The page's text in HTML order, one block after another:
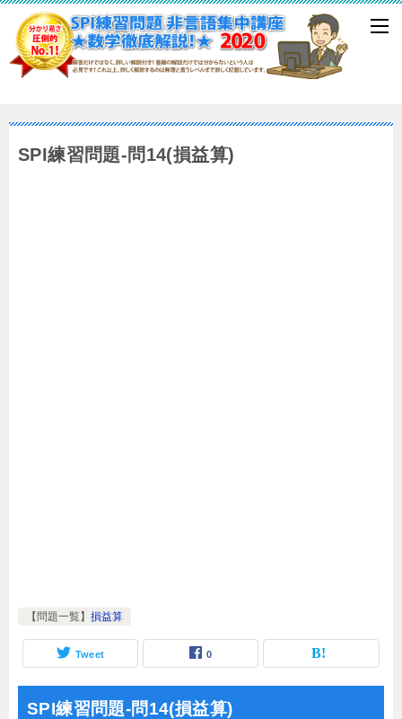
SPI練習問題-問14(損益算)
【問題一覧】 損益算
Tweet 0
SPI練習問題-問14(損益算)